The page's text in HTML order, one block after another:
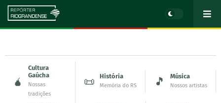
🧉
Cultura
Gaúcha
Nossas
tradições
📜 História
Memória do RS 🎵 Música
Nossos artistas